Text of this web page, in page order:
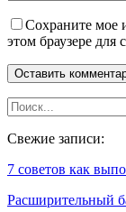
Сохраните мое
этом браузере
Свежие записи:
7 советов как
Расширительный